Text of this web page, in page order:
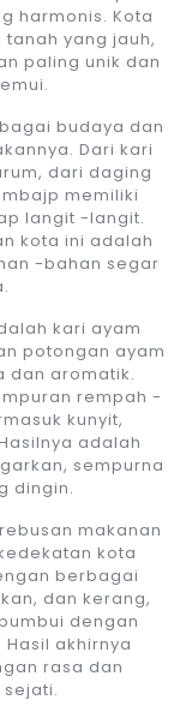
harmonis. Kota
yang jauh,
paling unik dan
budaya dan
Dari kari
dari daging
memiliki
langit -langit.
kota ini adalah
-bahan segar
kari ayam
potongan ayam
dan aromatik.
rempah -
kunyit,
adalah
sempurna
dingin.
makanan
kota
berbagai
dan kerang,
dengan
akhirnya
rasa dan